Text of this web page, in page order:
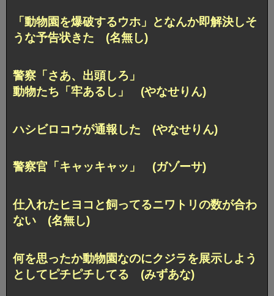
「動物園を爆破するウホ」となんか即解決しそ
うな予告状きた (名無し)
警察「さあ、出頭しろ」
動物たち「牢あるし」 (やなせりん)
ハシビロコウが通報した (やなせりん)
警察官「キャッキャッ」 (ガゾーサ)
仕入れたヒヨコと飼ってるニワトリの数が合わ
ない (名無し)
何を思ったか動物園なのにクジラを展示しよう
としてピチピチしてる (みずあな)